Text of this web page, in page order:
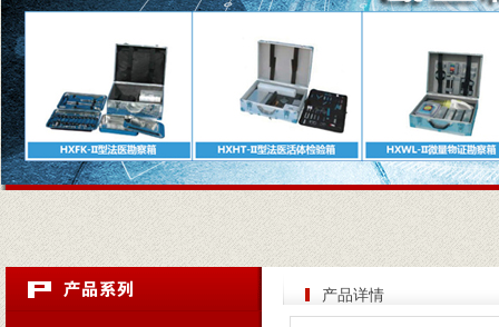
产品详情